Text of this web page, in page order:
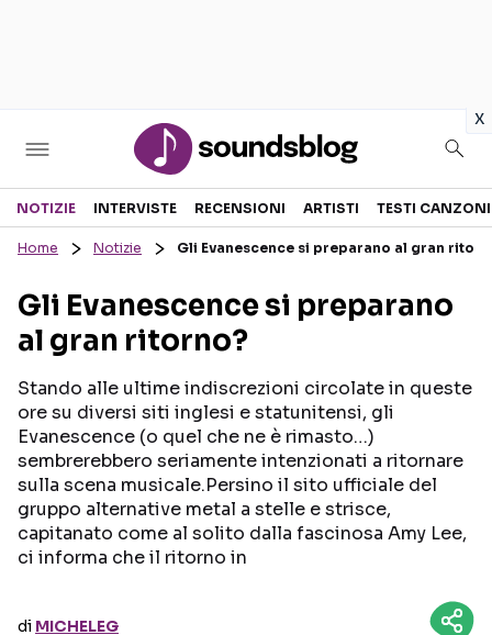
x
Sezioni
RECENSIONI MUSICALI
INTERVISTE
GOSSIP E CURIOSITÀ
TESTI CANZONI
TALENT SHOW
Seguici sui social
NOTIZIE INTERVISTE RECENSIONI ARTISTI TESTI CANZONI
Home Notizie Gli Evanescence si preparano al gran
Gli Evanescence si preparano
al gran ritorno?
Stando alle ultime indiscrezioni circolate in queste
ore su diversi siti inglesi e statunitensi, gli
Evanescence (o quel che ne è rimasto…)
sembrerebbero seriamente intenzionati a ritornare
sulla scena musicale.Persino il sito ufficiale del
gruppo alternative metal a stelle e strisce,
capitanato come al solito dalla fascinosa Amy Lee,
ci informa che il ritorno in
di MICHELEG